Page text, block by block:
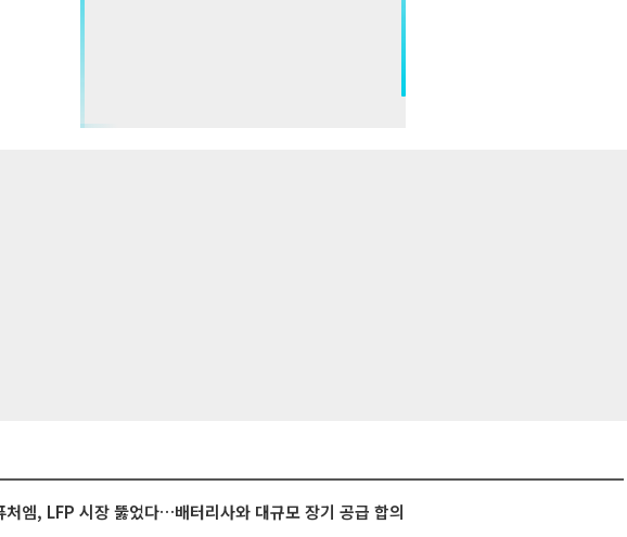
처엠, LFP 시장 뚫었다…배터리사와 대규모 장기 공급 합의